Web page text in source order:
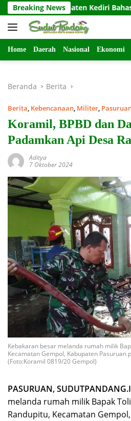
Langsung
ke
konten
Breaking News
Kabupaten Kediri Bahas
Home Daerah Nasional Ekonomi
Beranda Berita
Berita, Kebencanaan, Militer,
Koramil, BPBD dan
Padamkan Api Desa
Aditya
7 Oktober 2024
Kebakaran besar melanda rumah milik
Kecamatan Gempol, Kabupaten Pasuruan
(Foto:Koramil 0819/20 Gempol)
PASURUAN,
melanda rumah milik Bapak
Randupitu, Kecamatan